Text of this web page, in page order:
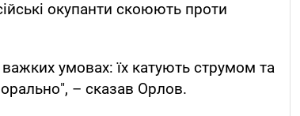
окупанти скоюють проти
умовах: їх катують струмом та
– сказав Орлов.